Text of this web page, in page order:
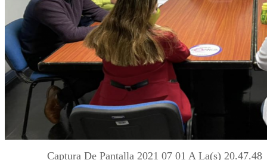
Captura De Pantalla 2021 07 01 A La(s) 20.47.48